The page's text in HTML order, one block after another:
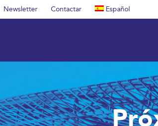
Newsletter Contactar Español